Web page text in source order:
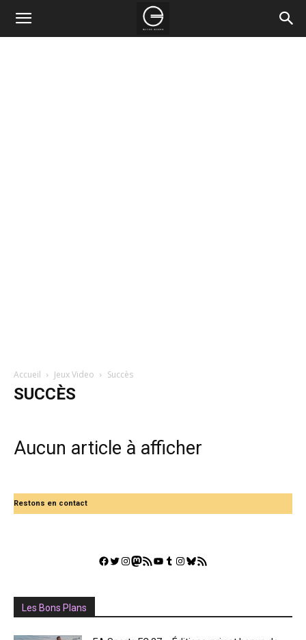
Accueil Jeux Video Succès
SUCCÈS
Aucun article à afficher
Restons en contact
Facebook
Twitter
Instagram
Mastodon
Flux RSSYouTube
Tumblr
Instagram
Bluesky
GestGame
Les Bons Plans